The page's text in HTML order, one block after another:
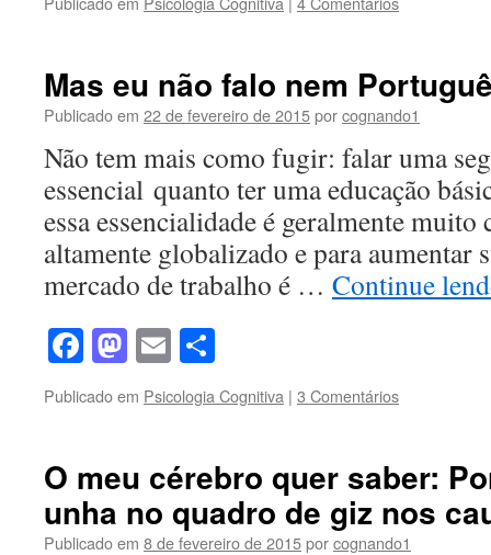
Mas eu não falo nem
Publicado em 22 de fevereiro de 2015porcognando1
Não tem mais como fugir: falar uma
essencial quanto ter uma educação
essa essencialidade é geralmente
altamente globalizado e para aumentar
mercado de trabalho é … Continue
Facebook
Mastodon
Email
Publicado em Psicologia Cognitiva | 3 Comentários
O meu cérebro quer saber:
unha no quadro de giz nos
Publicado em 8 de fevereiro de 2015porcognando1